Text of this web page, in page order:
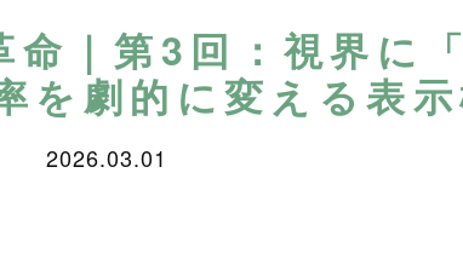
｜第3回：視界に
を劇的に変える表
2026.03.01